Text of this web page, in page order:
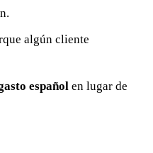
algún cliente
español en lugar de